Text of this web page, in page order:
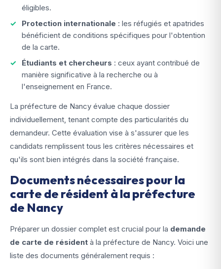
éligibles.
Protection internationale : les réfugiés et apatrides
bénéficient de conditions spécifiques pour l'obtention
de la carte.
Étudiants et chercheurs : ceux ayant contribué de
manière significative à la recherche ou à
l'enseignement en France.
La préfecture de Nancy évalue chaque dossier
individuellement, tenant compte des particularités du
demandeur. Cette évaluation vise à s'assurer que les
candidats remplissent tous les critères nécessaires et
qu'ils sont bien intégrés dans la société française.
Documents nécessaires pour la
carte de résident à la préfecture
de Nancy
Préparer un dossier complet est crucial pour la demande
de carte de résident à la préfecture de Nancy. Voici une
liste des documents généralement requis :